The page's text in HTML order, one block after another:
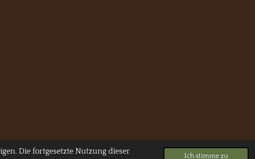
Die fortgesetzte Nutzung dieser
Ich stimme zu